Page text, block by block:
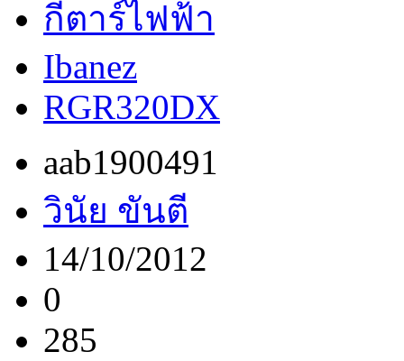
กีตาร์ไฟฟ้า
Ibanez
RGR320DX
aab1900491
วินัย ขันตี
14/10/2012
0
285